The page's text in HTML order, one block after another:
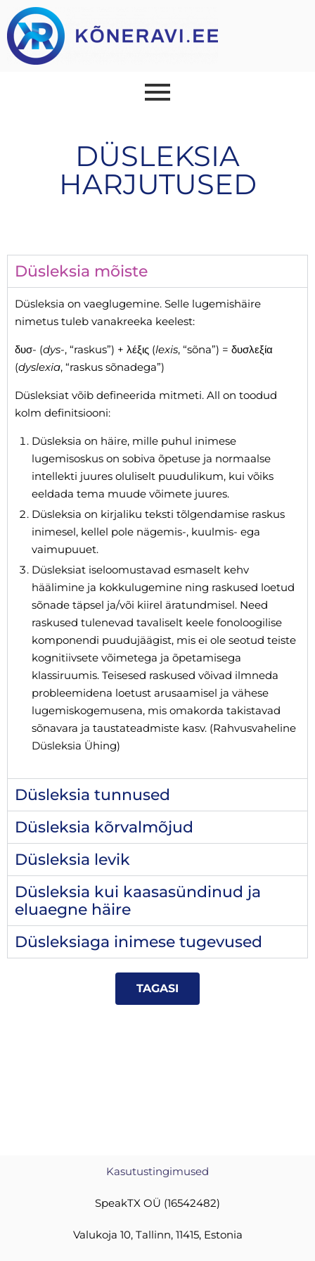
DÜSLEKSIA
HARJUTUSED
Düsleksia mõiste
Düsleksia on vaeglugemine. Selle lugemishäire
nimetus tuleb vanakreeka keelest:
δυσ- (dys-, “raskus”) + λέξις (lexis, “sõna”) = δυσλεξία
(dyslexia, “raskus sõnadega”)
Düsleksiat võib defineerida mitmeti. All on toodud
kolm definitsiooni:
Düsleksia on häire, mille puhul inimese
lugemisoskus on sobiva õpetuse ja normaalse
intellekti juures oluliselt puudulikum, kui võiks
eeldada tema muude võimete juures.
Düsleksia on kirjaliku teksti tõlgendamise raskus
inimesel, kellel pole nägemis-, kuulmis- ega
vaimupuuet.
Düsleksiat iseloomustavad esmaselt kehv
häälimine ja kokkulugemine ning raskused loetud
sõnade täpsel ja/või kiirel äratundmisel. Need
raskused tulenevad tavaliselt keele fonoloogilise
komponendi puudujäägist, mis ei ole seotud teiste
kognitiivsete võimetega ja õpetamisega
klassiruumis. Teisesed raskused võivad ilmneda
probleemidena loetust arusaamisel ja vähese
lugemiskogemusena, mis omakorda takistavad
sõnavara ja taustateadmiste kasv. (Rahvusvaheline
Düsleksia Ühing)
Düsleksia tunnused
Düsleksia kõrvalmõjud
Düsleksia levik
Düsleksia kui kaasasündinud ja
eluaegne häire
Düsleksiaga inimese tugevused
TAGASI
Kasutustingimused
SpeakTX OÜ (16542482)
Valukoja 10, Tallinn, 11415, Estonia